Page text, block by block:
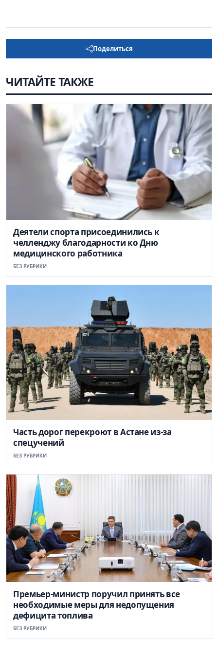
Поделиться
ЧИТАЙТЕ ТАКЖЕ
Деятели спорта присоединились к
челленджу благодарности ко Дню
медицинского работника
БЕЗ РУБРИКИ
Часть дорог перекроют в Астане из-за
спецучений
БЕЗ РУБРИКИ
Премьер-министр поручил принять все
необходимые меры для недопущения
дефицита топлива
БЕЗ РУБРИКИ